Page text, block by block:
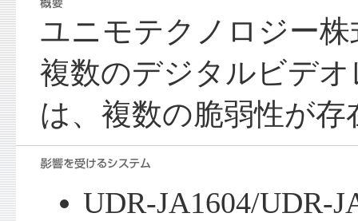
ユニモテクノロジー
複数のデジタルビデ
は、複数の脆弱性が存
UDR-JA1604/UDR-